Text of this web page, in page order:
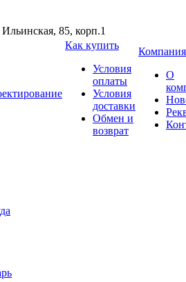
85, корп.1
Как купить
Условия
оплаты
Условия
доставки
Обмен и
возврат
Компания
О